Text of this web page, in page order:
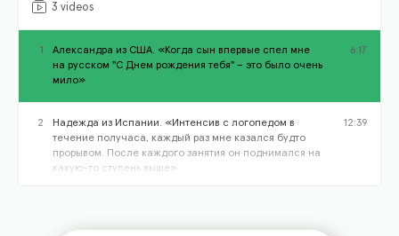
3 videos
1
Александра из США. «Когда сын впервые спел мне
на русском "С Днем рождения тебя" – это было очень
мило»
6:17
2
Надежда из Испании. «Интенсив с логопедом в
течение получаса, каждый раз мне казался будто
прорывом. После каждого занятия он поднимался на
какую-то ступень выше»
12:39